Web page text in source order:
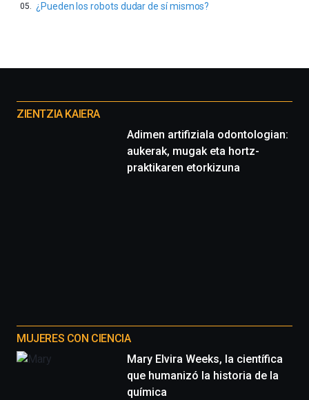
¿Pueden los robots dudar de sí mismos?
proyectos
ZIENTZIA KAIERA
Adimen artifiziala odontologian:
aukerak, mugak eta hortz-
praktikaren etorkizuna
MUJERES CON CIENCIA
Mary Elvira Weeks, la científica
que humanizó la historia de la
química